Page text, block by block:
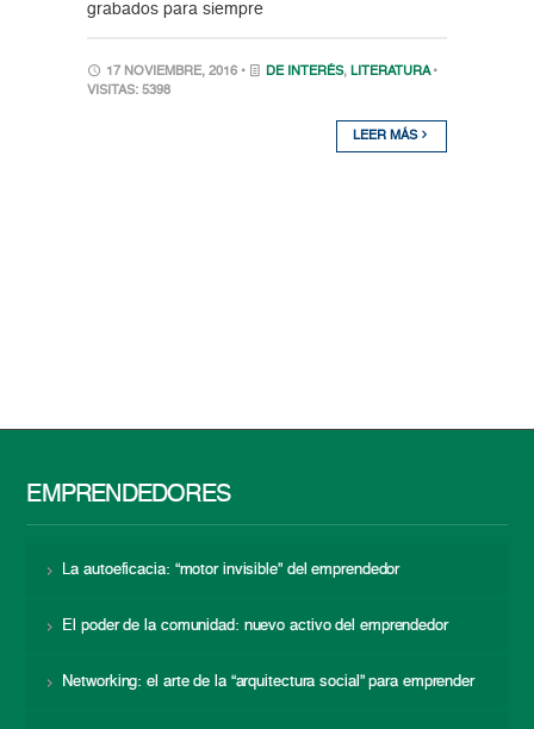
grabados para siempre
17 NOVIEMBRE, 2016 • DE INTERÉS, LITERATURA •
VISITAS: 5398
LEER MÁS
EMPRENDEDORES
La autoeficacia: “motor invisible” del emprendedor
El poder de la comunidad: nuevo activo del emprendedor
Networking: el arte de la “arquitectura social” para emprender